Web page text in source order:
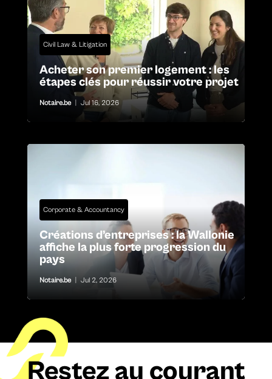
Civil Law & Litigation
Acheter son premier logement : les
étapes clés pour réussir votre projet
Notaire.be Jul 16, 2026
Corporate & Accountancy
Créations d’entreprises : la Wallonie
affiche la plus forte progression du
pays
Notaire.be Jul 2, 2026
Restez au courant